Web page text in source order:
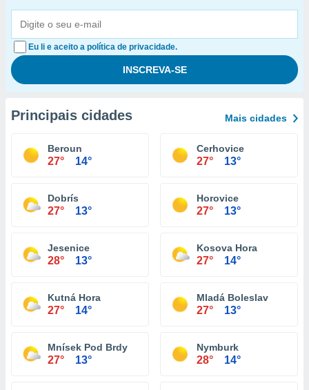
Eu li e aceito a política de privacidade.
Principais cidades Mais cidades
Beroun
27° 14°
Cerhovice
27° 13°
Dobrís
27° 13°
Horovice
27° 13°
Jesenice
28° 13°
Kosova Hora
27° 14°
Kutná Hora
27° 14°
Mladá Boleslav
27° 13°
Mnísek Pod Brdy
27° 13°
Nymburk
28° 14°